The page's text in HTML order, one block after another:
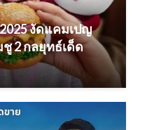
งัดแคมเปญ
2 กลยุทธ์เด็ด